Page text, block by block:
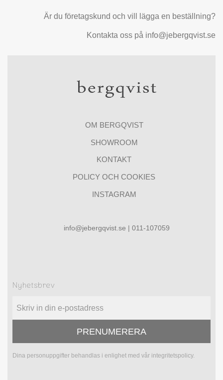
Är du företagskund och vill lägga en beställning?
Kontakta oss på info@jebergqvist.se
OM BERGQVIST
SHOWROOM
KONTAKT
POLICY OCH COOKIES
INSTAGRAM
info@jebergqvist.se | 011-107059
Nyhetsbrev
PRENUMERERA
Dina personuppgifter behandlas i enlighet med vår integritetspolicy.